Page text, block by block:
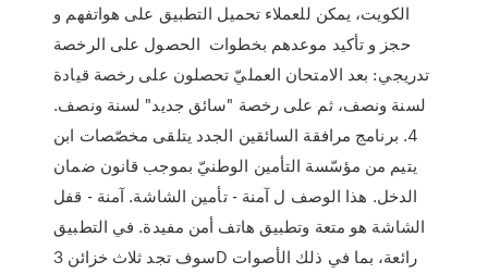
الكويت، يمكن للعملاء تحميل التطبيق على هواتفهم و
حجز و تأكيد موعدهم بخطوات الحصول على الرخصة
تدريجي: بعد الامتحان العمليّ تحصلون على رخصة قيادة
لسنة ونصف، ثم على رخصة "سائق جديد" لسنة ونصف.
4. برنامج مرافقة السائقين الجدد يتلقى مخصّصات ابن
يتيم من مؤسّسة التأمين الوطنيّ بموجب قانون ضمان
الدخل. هذا الوصف ل آمنة - تأمين الشاشة. آمنة - قفل
الشاشة هو متعة وتطبيق هاتف أمن مفيدة. في التطبيق
سوف تجد ثلاث خزائن 3D رائعة، بما في ذلك الأصوات